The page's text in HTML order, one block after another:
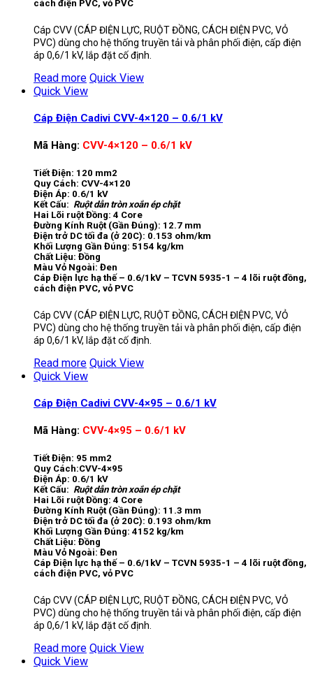
cách điện PVC, vỏ PVC
Cáp CVV (CÁP ĐIỆN LỰC, RUỘT ĐỒNG, CÁCH ĐIỆN PVC, VỎ
PVC) dùng cho hệ thống truyền tải và phân phối điện, cấp điện
áp 0,6/1 kV, lắp đặt cố định.
Read more Quick View
Quick View
Cáp Điện Cadivi CVV-4×120 – 0.6/1 kV
Mã Hàng: CVV-4×120 – 0.6/1 kV
Tiết Điện: 120 mm2
Quy Cách: CVV-4×120
Điện Áp: 0.6/1 kV
Kết Cấu: Ruột dẫn tròn xoắn ép chặt
Hai Lõi ruột Đồng: 4 Core
Đường Kính Ruột (Gần Đúng): 12.7 mm
Điện trở DC tối đa (ở 20C): 0.153 ohm/km
Khối Lượng Gần Đúng: 5154 kg/km
Chất Liệu: Đồng
Màu Vỏ Ngoài: Đen
Cáp Điện lực hạ thế – 0.6/1kV – TCVN 5935-1 – 4 lõi ruột đồng,
cách điện PVC, vỏ PVC
Cáp CVV (CÁP ĐIỆN LỰC, RUỘT ĐỒNG, CÁCH ĐIỆN PVC, VỎ
PVC) dùng cho hệ thống truyền tải và phân phối điện, cấp điện
áp 0,6/1 kV, lắp đặt cố định.
Read more Quick View
Quick View
Cáp Điện Cadivi CVV-4×95 – 0.6/1 kV
Mã Hàng: CVV-4×95 – 0.6/1 kV
Tiết Điện: 95 mm2
Quy Cách:CVV-4×95
Điện Áp: 0.6/1 kV
Kết Cấu: Ruột dẫn tròn xoắn ép chặt
Hai Lõi ruột Đồng: 4 Core
Đường Kính Ruột (Gần Đúng): 11.3 mm
Điện trở DC tối đa (ở 20C): 0.193 ohm/km
Khối Lượng Gần Đúng: 4152 kg/km
Chất Liệu: Đồng
Màu Vỏ Ngoài: Đen
Cáp Điện lực hạ thế – 0.6/1kV – TCVN 5935-1 – 4 lõi ruột đồng,
cách điện PVC, vỏ PVC
Cáp CVV (CÁP ĐIỆN LỰC, RUỘT ĐỒNG, CÁCH ĐIỆN PVC, VỎ
PVC) dùng cho hệ thống truyền tải và phân phối điện, cấp điện
áp 0,6/1 kV, lắp đặt cố định.
Read more Quick View
Quick View